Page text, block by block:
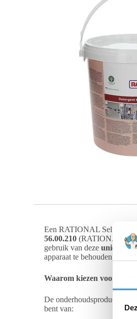
Een RATIONAL
56.00.210 (RATIONAL
gebruik van dezeunieke,
apparaat te behouden.
Waarom kiezen voor
De onderhoudsproducten
bent van: